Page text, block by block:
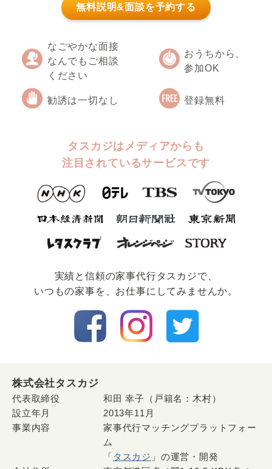
無料説明&面談を予約する
なごやかな面接
なんでもご相談
ください
おうちから、
参加OK
勧誘は一切なし 登録無料
タスカジはメディアからも
注目されているサービスです
実績と信頼の家事代⾏タスカジで、
いつもの家事を、お仕事にしてみませんか。
株式会社タスカジ
代表取締役
和田 幸子（戸籍名：木村）
設立年月
2013年11月
事業内容
家事代行マッチングプラットフォー
ム
「 タスカジ 」の運営・開発